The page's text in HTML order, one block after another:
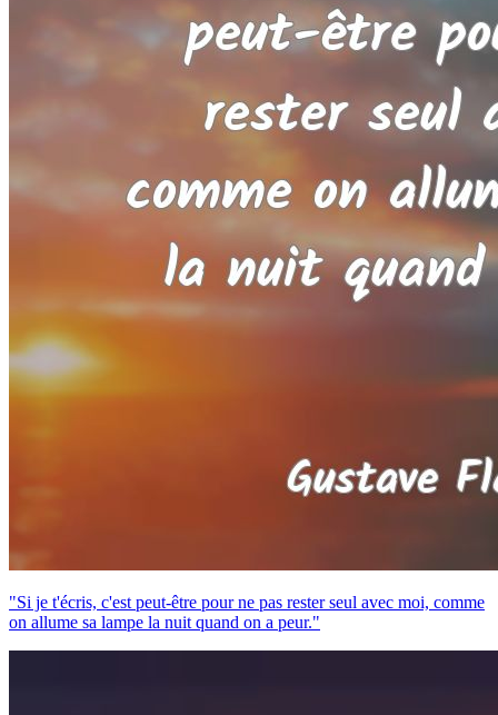
"Si je t'écris, c'est peut-être pour ne pas rester seul avec moi, comme
on allume sa lampe la nuit quand on a peur."